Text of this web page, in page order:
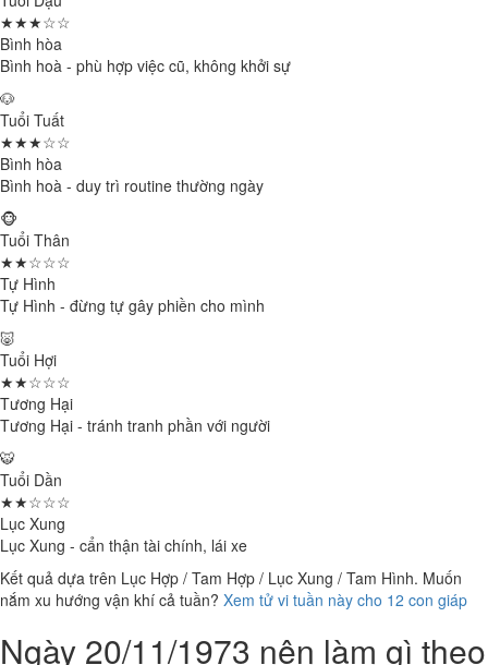
★★★☆☆
Bình hòa
Bình hoà - phù hợp việc cũ, không khởi sự
🐶
Tuổi Tuất
★★★☆☆
Bình hòa
Bình hoà - duy trì routine thường ngày
🐵
Tuổi Thân
★★☆☆☆
Tự Hình
Tự Hình - đừng tự gây phiền cho mình
🐷
Tuổi Hợi
★★☆☆☆
Tương Hại
Tương Hại - tránh tranh phần với người
🐯
Tuổi Dần
★★☆☆☆
Lục Xung
Lục Xung - cẩn thận tài chính, lái xe
Kết quả dựa trên Lục Hợp / Tam Hợp / Lục Xung / Tam Hình. Muốn
nắm xu hướng vận khí cả tuần? Xem tử vi tuần này cho 12 con giáp
Ngày 20/11/1973 nên làm gì theo